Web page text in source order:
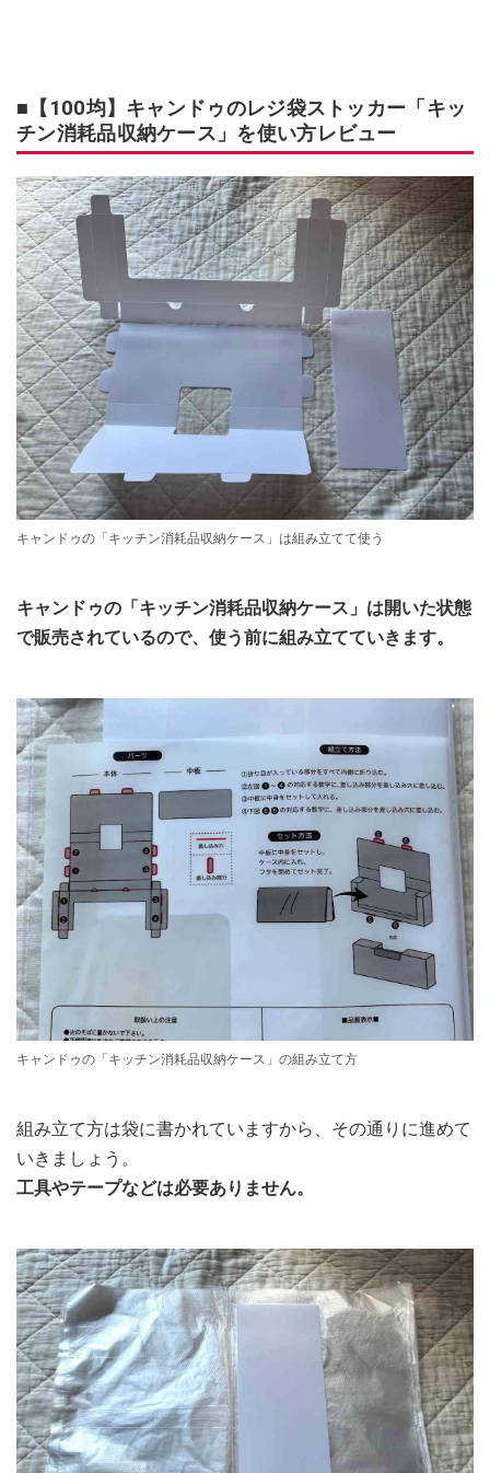
■【100均】キャンドゥのレジ袋ストッカー「キッ
チン消耗品収納ケース」を使い方レビュー
キャンドゥの「キッチン消耗品収納ケース」は組み立てて使う
キャンドゥの「キッチン消耗品収納ケース」は開いた状態
で販売されているので、使う前に組み立てていきます。
キャンドゥの「キッチン消耗品収納ケース」の組み立て方
組み立て方は袋に書かれていますから、その通りに進めて
いきましょう。
工具やテープなどは必要ありません。